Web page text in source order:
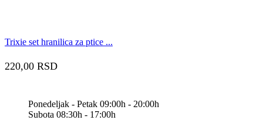
Trixie set hranilica za ptice ...
220,00 RSD
Ponedeljak - Petak 09:00h - 20:00h
Subota 08:30h - 17:00h